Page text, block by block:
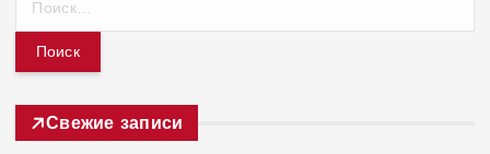
т
Свежие записи